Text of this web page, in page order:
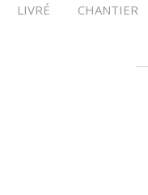
LIVRÉ CHANTIER